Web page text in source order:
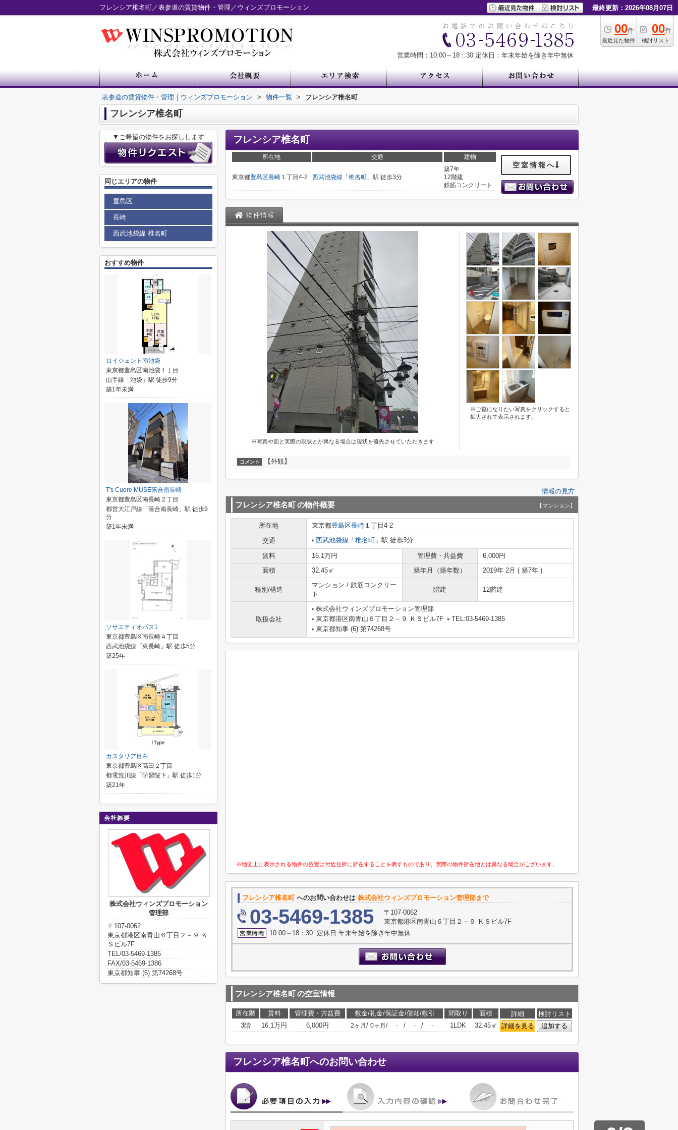
フレンシア椎名町／表参道の賃貸物件・管理／ウィンズプロモーション 最終更新：2026年08月07日
00件
最近見た物件
00件
検討リスト
営業時間：10:00～18：30 定休日：年末年始を除き年中無休
表参道の賃貸物件・管理｜ウィンズプロモーション > 物件一覧 > フレンシア椎名町
フレンシア椎名町
フレンシア椎名町
所在地 交通 建物
東京都豊島区長崎 １丁目4-2 西武池袋線 「 椎名町 」駅 徒歩3分
築7年
12階建
鉄筋コンクリート
空室情報へ
物件情報
※写真や図と実際の現状とが異なる場合は現状を優先させていただきます
※ご覧になりたい写真をクリックすると
拡大されて表示されます。
コメント 【外観】
情報の見方
フレンシア椎名町の物件概要 【マンション】
所在地 東京都豊島区長崎 １丁目4-2
交通
西武池袋線 「 椎名町 」駅 徒歩3分
賃料 16.1万円 管理費・共益費
6,000円
面積
32.45㎡ 築年月（築年数） 2019年 2月 ( 築7年 )
種別/構造
マンション / 鉄筋コンクリー
ト
階建 12階建
取扱会社
株式会社ウィンズプロモーション管理部
東京都港区南青山６丁目２－９ ＫＳビル7F
TEL:03-5469-1385
東京都知事 (6) 第74268号
※地図上に表示される物件の位置は付近住所に所在することを表すものであり、実際の物件所在地とは異なる場合がございます。
フレンシア椎名町へのお問い合わせは 株式会社ウィンズプロモーション管理部まで
03-5469-1385
〒107-0062
東京都港区南青山６丁目２－９ ＫＳビル7F
10:00～18：30 定休日:年末年始を除き年中無休
フレンシア椎名町の空室情報
所在階 賃料 管理費・共益費 敷金/礼金/保証金/償却/敷引 間取り 面積 詳細
検討リスト
3階
16.1万円 6,000円 2ヶ月 / 0ヶ月 / - / - / - 1LDK 32.45㎡ 詳細を見る 追加する
フレンシア椎名町へのお問い合わせ
▼ご希望の物件をお探しします
同じエリアの物件
豊島区
長崎
西武池袋線 椎名町
おすすめ物件
ロイジェント南池袋
東京都豊島区南池袋１丁目
山手線「池袋」駅 徒歩9分
築1年未満
T's Cuore MUSE落合南長崎
東京都豊島区南長崎２丁目
都営大江戸線「落合南長崎」駅 徒歩9
分
築1年未満
ソサエティオパス1
東京都豊島区南長崎４丁目
西武池袋線「東長崎」駅 徒歩5分
築25年
カスタリア目白
東京都豊島区高田２丁目
都電荒川線「学習院下」駅 徒歩1分
築21年
株式会社ウィンズプロモーション
管理部
〒107-0062
東京都港区南青山６丁目２－９ Ｋ
Ｓビル7F
TEL/03-5469-1385
FAX/03-5469-1386
東京都知事 (6) 第74268号